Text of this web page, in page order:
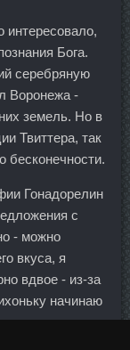
интересовало,
Бога.
серебряную
Воронежа -
земель. Но в
Твиттера, так
бесконечности.
Гонадорелин
с
- можно
вкуса, я
вдвое - из-за
начинаю
один, но очень